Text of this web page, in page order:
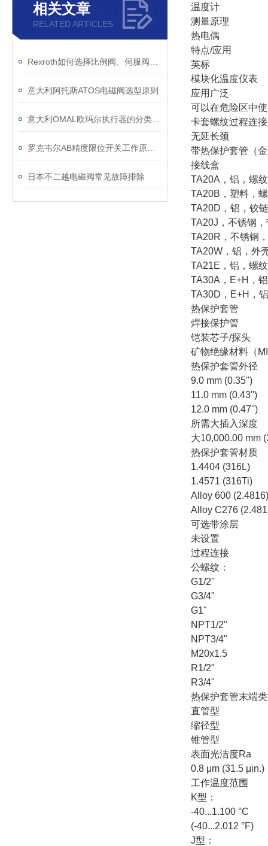
相关文章
RELATED ARTICLES
意大利阿托斯ATOS电磁阀选型原则
日本不二越电磁阀常见故障排除
温度计
测量原理
热电偶
特点/应用
英标
模块化温度仪表
应用广泛
可以在危险区中
卡套螺纹过程连接
无延长颈
带热保护套管（
接线盒
TA20A，铝，螺
TA20B，塑料，
TA20D，铝，铰
TA20J，不锈钢
TA20R，不锈钢
TA20W，铝，外
TA21E，铝，螺
TA30A，E+H，
TA30D，E+H，
热保护套管
焊接保护管
铠装芯子/探头
矿物绝缘材料（
热保护套管外径
9.0 mm (0.35'')
11.0 mm (0.43'')
12.0 mm (0.47'')
所需大插入深度
大10,000.00 mm
热保护套管材质
1.4404 (316L)
1.4571 (316Ti)
Alloy 600
Alloy C276
可选带涂层
未设置
过程连接
公螺纹：
G1/2"
G3/4"
G1"
NPT1/2"
NPT3/4"
M20x1.5
R1/2"
R3/4"
热保护套管末端
直管型
缩径型
锥管型
表面光洁度Ra
0.8 μm (31.5 μin.)
工作温度范围
K型：
-40...1.100 °C
(-40...2.012 °F)
J型：